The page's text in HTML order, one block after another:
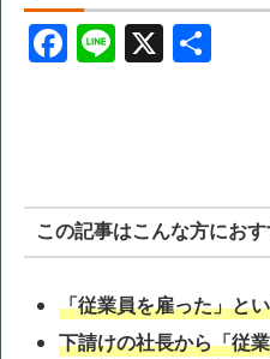
F
a
b
o
o
k
Li
n
X
この記事はこんな方にお
「従業員を雇った」と
下請けの社長から「従